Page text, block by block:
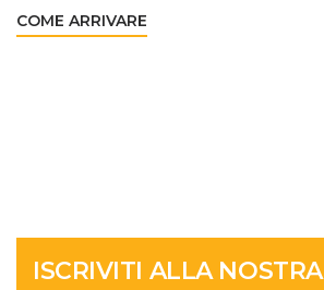
COME ARRIVARE
ISCRIVITI ALLA NOSTRA